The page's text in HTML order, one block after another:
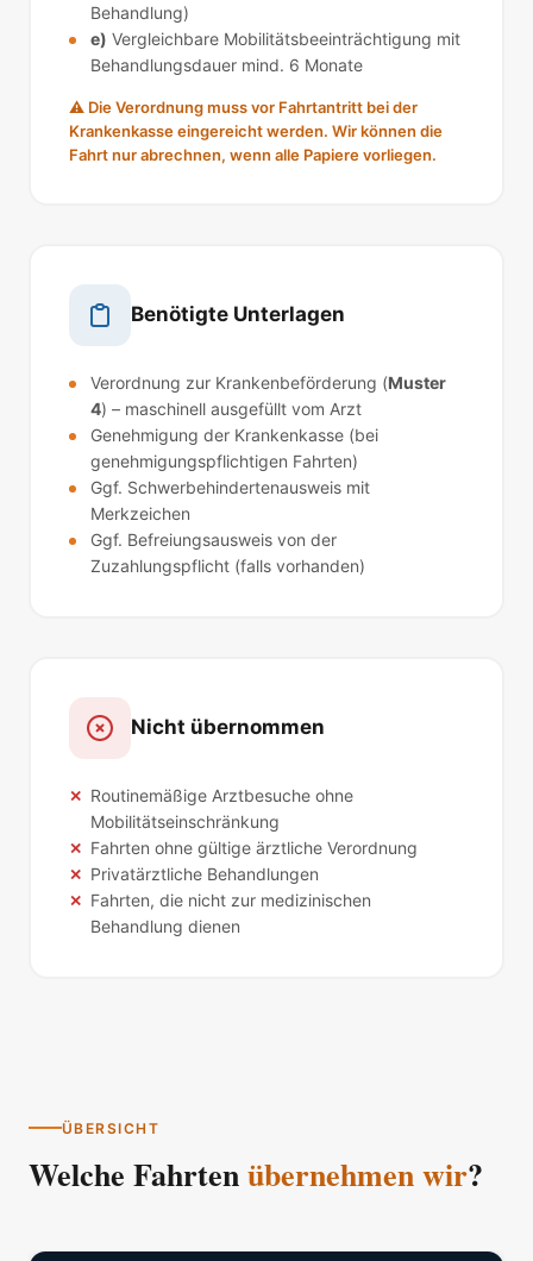
Behandlung)
e) Vergleichbare Mobilitätsbeeinträchtigung mit
Behandlungsdauer mind. 6 Monate
⚠ Die Verordnung muss vor Fahrtantritt bei der
Krankenkasse eingereicht werden. Wir können die
Fahrt nur abrechnen, wenn alle Papiere vorliegen.
Benötigte Unterlagen
Verordnung zur Krankenbeförderung (Muster
4) – maschinell ausgefüllt vom Arzt
Genehmigung der Krankenkasse (bei
genehmigungspflichtigen Fahrten)
Ggf. Schwerbehindertenausweis mit
Merkzeichen
Ggf. Befreiungsausweis von der
Zuzahlungspflicht (falls vorhanden)
Nicht übernommen
Routinemäßige Arztbesuche ohne
Mobilitätseinschränkung
Fahrten ohne gültige ärztliche Verordnung
Privatärztliche Behandlungen
Fahrten, die nicht zur medizinischen
Behandlung dienen
ÜBERSICHT
Welche Fahrtenübernehmen wir?